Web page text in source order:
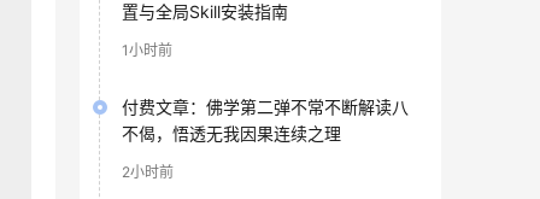
置与全局Skill安装指南
1小时前
付费文章：佛学第二弹不常不断解读八
不偈，悟透无我因果连续之理
2小时前